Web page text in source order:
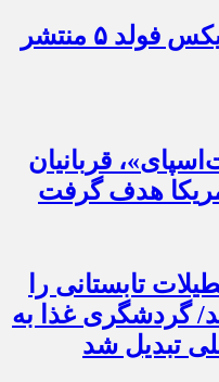
اولین تصاویر شیائومی میکس فولد ۵ منتشر
قربانیان
تابستانی را
گردشگری غذا به
تبدیل شد